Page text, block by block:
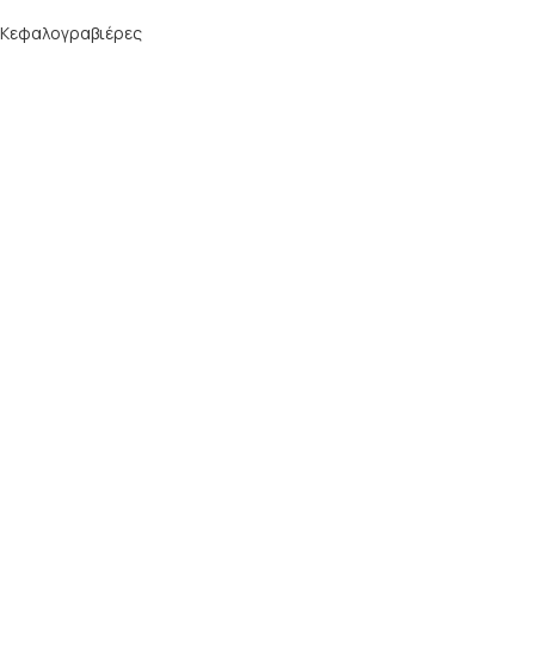
Κεφαλογραβιέρες